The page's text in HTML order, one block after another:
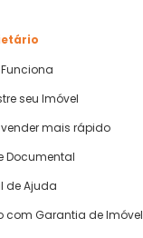
seu Imóvel
mais rápido
Documental
de Ajuda
com Garantia de Imóvel